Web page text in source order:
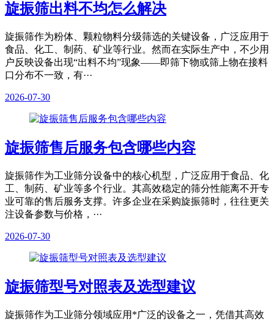
旋振筛出料不均怎么解决
旋振筛作为粉体、颗粒物料分级筛选的关键设备，广泛应用于
食品、化工、制药、矿业等行业。然而在实际生产中，不少用
户反映设备出现“出料不均”现象——即筛下物或筛上物在接料
口分布不一致，有···
2026-07-30
旋振筛售后服务包含哪些内容
旋振筛作为工业筛分设备中的核心机型，广泛应用于食品、化
工、制药、矿业等多个行业。其高效稳定的筛分性能离不开专
业可靠的售后服务支撑。许多企业在采购旋振筛时，往往更关
注设备参数与价格，···
2026-07-30
旋振筛型号对照表及选型建议
旋振筛作为工业筛分领域应用*广泛的设备之一，凭借其高效